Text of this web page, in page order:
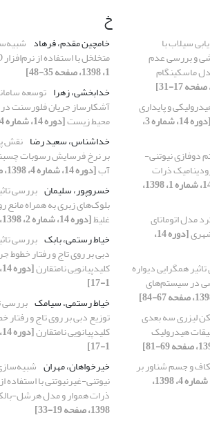
سیلاب با
و بررسی عدم
ماسکینگام
و پایداری
[دوره 14، شماره 3،
نیوتنی-
ذرات
[دوره 14، شماره 1، 1398،
مدل اتوماتای
[دوره 14،
همگرایی دیواره
در سیستم‌های
لیزری سه بعدی
هیدرولیک
و جسم شناور بر
[دوره 14، شماره 4، 1398،
خ
خامچین مقدم، فرهاد
متخلخل با استفاده از نرم‌افزار Flow3D
1، 1398، صفحه 35-48]
خدابخشی، زهرا توسعه
آشکارساز جریان فلورسنت
محیط زیست[دوره 14، شماره 4، 1398، صفحه 69-81]
خداشناس، سعید رضا نقش
بر نرخ فرسایش رسوبات
آب[دوره 14، شماره 4، 1398، صفحه 35-49]
خسروپور، سلیمان بررسی
بلوک‌های زبری به همراه مانع
غلیظ[دوره 14، شماره 2، 1398، صفحه 105-115]
خیاط رستمی، بابک بررسی
دبی بر روی تاج و رفتار خطوط
کلیدپیانویی نامتقارن
1-17]
خیاط رستمی، سیامک بررسی
توزیع دبی بر روی تاج و
کلیدپیانویی نامتقارن
1-17]
خیرخواهان، مهران
نیوتنی-غیرنیوتنی با
ذرات هموار و مدل هرشل-
1398، صفحه 19-33]